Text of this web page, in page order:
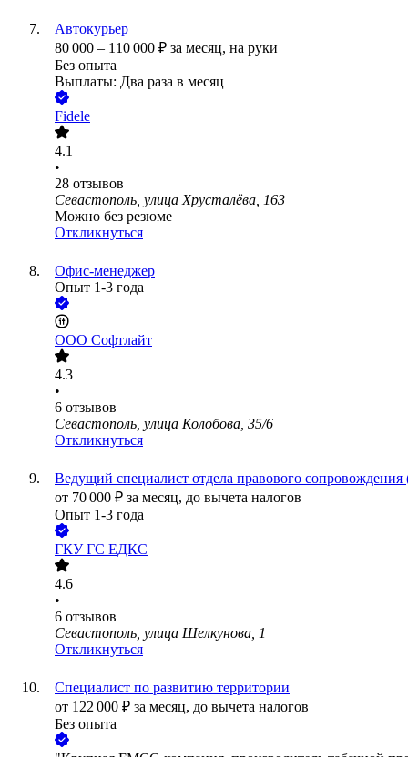
Автокурьер
80 000 – 110 000 ₽ за месяц, на руки
Без опыта
Выплаты: Два раза в месяц
Fidele
4.1
•
28 отзывов
Севастополь, улица Хрусталёва, 163
Можно без резюме
Откликнуться
Офис-менеджер
Опыт 1-3 года
ООО Софтлайт
4.3
•
6 отзывов
Севастополь, улица Колобова, 35/6
Откликнуться
Ведущий специалист отдела правового
от 70 000 ₽ за месяц, до вычета налогов
Опыт 1-3 года
ГКУ ГС ЕДКС
4.6
•
6 отзывов
Севастополь, улица Шелкунова, 1
Откликнуться
Специалист по развитию территории
от 122 000 ₽ за месяц, до вычета налогов
Без опыта